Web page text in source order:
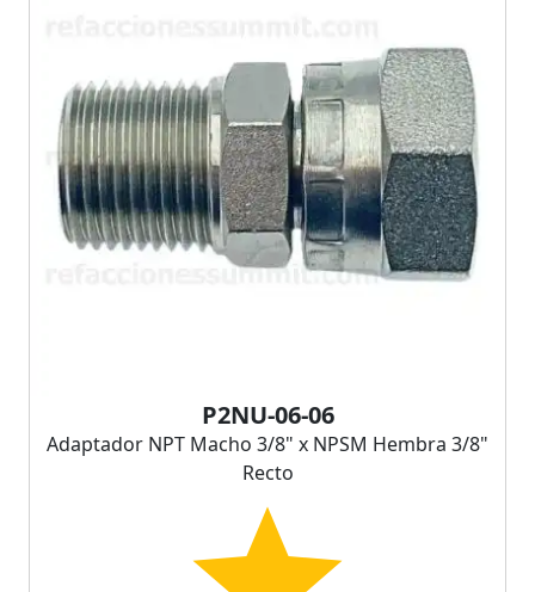
P2NU-06-06
Adaptador NPT Macho 3/8" x NPSM Hembra 3/8"
Recto